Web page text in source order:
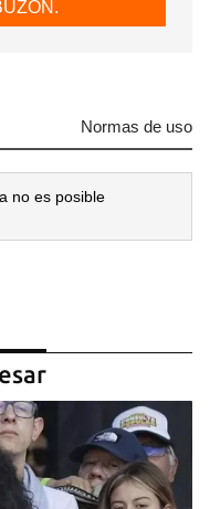
Normas de uso
no es posible